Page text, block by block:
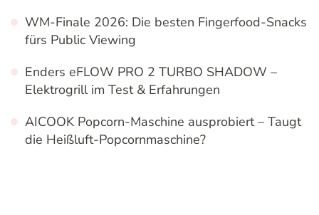
WM-Finale 2026: Die besten Fingerfood-Snacks
fürs Public Viewing
Enders eFLOW PRO 2 TURBO SHADOW –
Elektrogrill im Test & Erfahrungen
AICOOK Popcorn-Maschine ausprobiert – Taugt
die Heißluft-Popcornmaschine?